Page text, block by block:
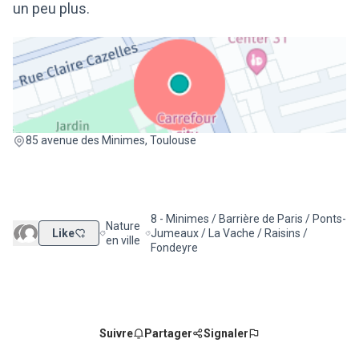
un peu plus.
85 avenue des Minimes, Toulouse
(Lien externe)
Like Filtrer les résultats de la catégorie : Nature en ville
Nature
en ville Filtrer les résultats pour le secteur : 8 -
8 - Minimes / Barrière de Paris / Ponts-
Jumeaux / La Vache / Raisins /
Fondeyre
Suivre Partager Signaler